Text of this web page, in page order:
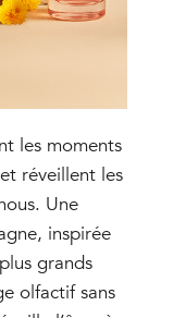
les moments
réveillent les
Une
inspirée
grands
olfactif sans